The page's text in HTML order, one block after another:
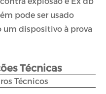
pode ser usado
dispositivo à prova
Técnicas
Técnicos